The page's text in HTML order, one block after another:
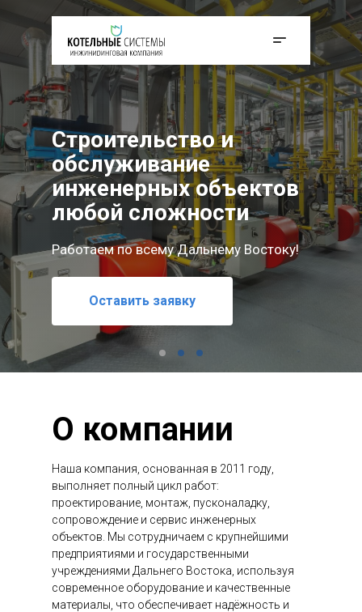
Строительство и
обслуживание
инженерных объектов
любой сложности
Оставить заявку
Работаем по всему Дальнему Востоку!
Наша компания, основанная в 2011 году,
выполняет полный цикл работ:
проектирование, монтаж, пусконаладку,
сопровождение и сервис инженерных
объектов. Мы сотрудничаем с крупнейшими
предприятиями и государственными
учреждениями Дальнего Востока, используя
современное оборудование и качественные
материалы, что обеспечивает надёжность и
О компании
Оставить заявку
Мы реализуем проекты любой сложности —
от проектирования до полного обслуживания
инженерных объектов